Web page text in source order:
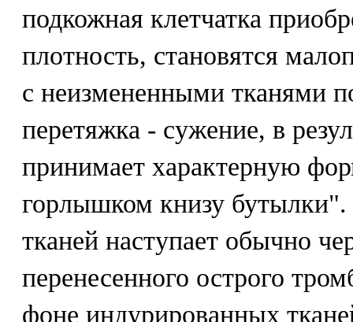
подкожная клетчатка
плотность, становятся
с неизмененными тканями
перетяжка - сужение, в
принимает характерную
горлышком книзу бутылки".
тканей наступает обычно
перенесенного острого
фоне индурированных